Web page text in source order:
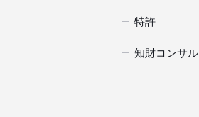
特許
知財コンサ